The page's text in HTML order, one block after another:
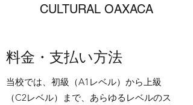
CULTURAL OAXACA
料金・支払い方法
当校では、初級（A1レベル）から上級
（C2レベル）まで、あらゆるレベルのス